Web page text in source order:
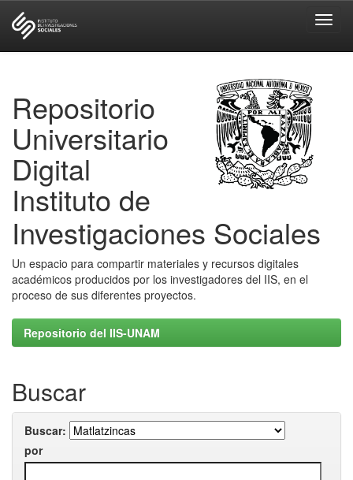
Repositorio
Universitario
Digital
Instituto de
Investigaciones Sociales
Un espacio para compartir materiales y recursos digitales
académicos producidos por los investigadores del IIS, en el
proceso de sus diferentes proyectos.
Repositorio del IIS-UNAM
Buscar
Buscar:
por